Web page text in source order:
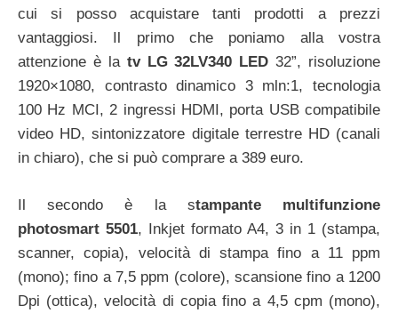
cui si posso acquistare tanti prodotti a prezzi
vantaggiosi. Il primo che poniamo alla vostra
attenzione è la tv LG 32LV340 LED 32”, risoluzione
1920×1080, contrasto dinamico 3 mln:1, tecnologia
100 Hz MCI, 2 ingressi HDMI, porta USB compatibile
video HD, sintonizzatore digitale terrestre HD (canali
in chiaro), che si può comprare a 389 euro.
Il secondo è la stampante multifunzione
photosmart 5501, Inkjet formato A4, 3 in 1 (stampa,
scanner, copia), velocità di stampa fino a 11 ppm
(mono); fino a 7,5 ppm (colore), scansione fino a 1200
Dpi (ottica), velocità di copia fino a 4,5 cpm (mono),